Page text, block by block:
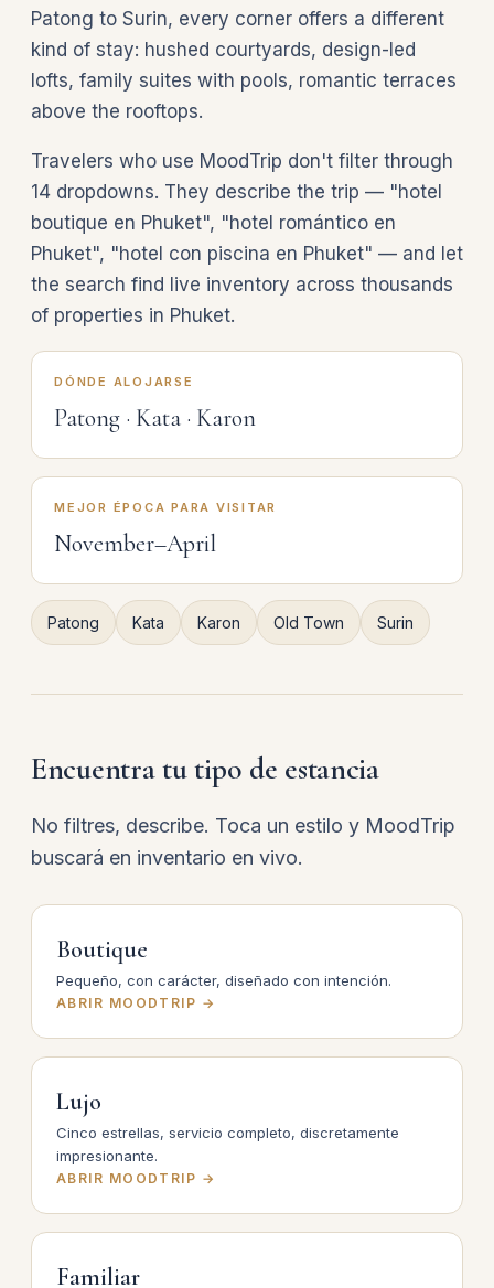
Patong to Surin, every corner offers a different
kind of stay: hushed courtyards, design-led
lofts, family suites with pools, romantic terraces
above the rooftops.
Travelers who use MoodTrip don't filter through
14 dropdowns. They describe the trip — "hotel
boutique en Phuket", "hotel romántico en
Phuket", "hotel con piscina en Phuket" — and let
the search find live inventory across thousands
of properties in Phuket.
DÓNDE ALOJARSE
Patong · Kata · Karon
MEJOR ÉPOCA PARA VISITAR
November–April
Patong Kata Karon Old Town Surin
Encuentra tu tipo de estancia
No filtres, describe. Toca un estilo y MoodTrip
buscará en inventario en vivo.
Boutique
Pequeño, con carácter, diseñado con intención.
ABRIR MOODTRIP →
Lujo
Cinco estrellas, servicio completo, discretamente
impresionante.
ABRIR MOODTRIP →
Familiar